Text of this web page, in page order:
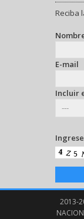
Reciba
E-mail
Incluir
2013-